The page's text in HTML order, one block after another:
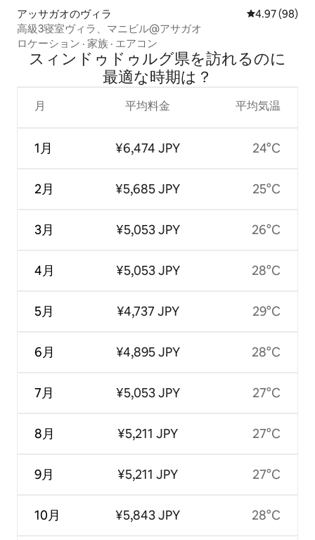
アッサガオのヴィラ レビュー98
4.97 (98)
高級3寝室ヴィラ、マニビル@アサガオ
ロケーション · 家族 · エアコン
スィンドゥドゥルグ県を訪⁠れ⁠るの⁠に
最⁠適⁠な時⁠期⁠は⁠？
月
1月
2月
3月
4月
5月
6月
7月
8月
9月
10月
平均料金
¥6,474 JPY
¥5,685 JPY
¥5,053 JPY
¥5,053 JPY
¥4,737 JPY
¥4,895 JPY
¥5,053 JPY
¥5,211 JPY
¥5,211 JPY
¥5,843 JPY
平均気温
24°C
25°C
26°C
28°C
29°C
28°C
27°C
27°C
27°C
28°C